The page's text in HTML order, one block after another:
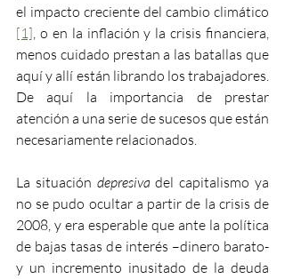
[1], o en la inflación y la crisis financiera,
menos cuidado prestan a las batallas que
aquí y allí están librando los trabajadores.
De aquí la importancia de prestar
atención a una serie de sucesos que están
necesariamente relacionados.
La situación depresiva del capitalismo ya
no se pudo ocultar a partir de la crisis de
2008, y era esperable que ante la política
de bajas tasas de interés –dinero barato-
y un incremento inusitado de la deuda